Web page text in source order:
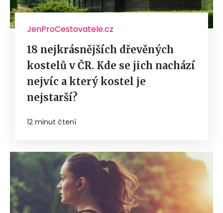
JenProCestovatele.cz
18 nejkrásnějších dřevěných
kostelů v ČR. Kde se jich nachází
nejvíc a který kostel je
nejstarší?
12 minut čtení